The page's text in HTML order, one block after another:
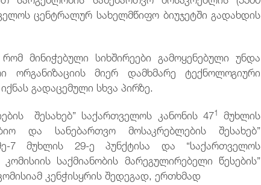
ცენტრალურ სახელმწიფო ბიუჯეტში გადახდის
მინიჭებული სიხშირეები გამოყენებული უნდა
ორგანიზაციის მიერ დამხმარე ტექნოლოგიური
გადაცემული სხვა პირზე.
შესახებ” საქართველოს კანონის 471 მუხლის
და სანებართვო მოსაკრებლების შესახებ”
7 მუხლის 29-ე პუნქტისა და “საქართველოს
საქმიანობის მარეგულირებელი წესების”
კენჭისყრის შედეგად, ერთხმად